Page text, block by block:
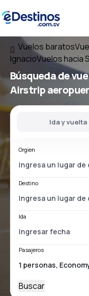
Vuelos baratos
IgnacioVuelos hacia
Búsqueda de
Airstrip
Ida y vuelta
Orgien
Destino
Ida
Pasajeros
Buscar